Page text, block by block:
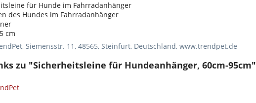
für Hunde im Fahrradanhänger
des Hundes im Fahrradanhänger
cm
Siemensstr. 11, 48565, Steinfurt, Deutschland, www.trendpet.de
zu "Sicherheitsleine für Hundeanhänger, 60cm-95cm"